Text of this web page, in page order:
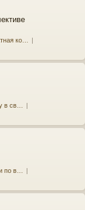
ко…
в св…
по в…